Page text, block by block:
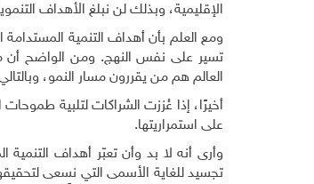
الإقليمية، وبذلك لن نبلغ الأهداف
ومع العلم بأن أهداف التنمية
تسير على نفس النهج. ومن الواضح أن
العالم هم من يقررون مسار النمو،
أخيرًا، إذا عُززت الشراكات لتلبية
على استمراريتها.
وأرى أنه لا بد وأن تعبّر أهداف
تجسيد للغاية الأسمى التي نسعى